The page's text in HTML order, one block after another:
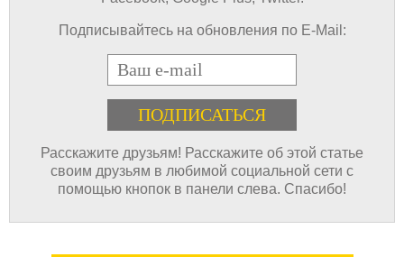
Подписывайтесь на обновления по E-Mail:
E-mail
Расскажите друзьям! Расскажите об этой статье
своим друзьям в любимой социальной сети с
помощью кнопок в панели слева. Спасибо!